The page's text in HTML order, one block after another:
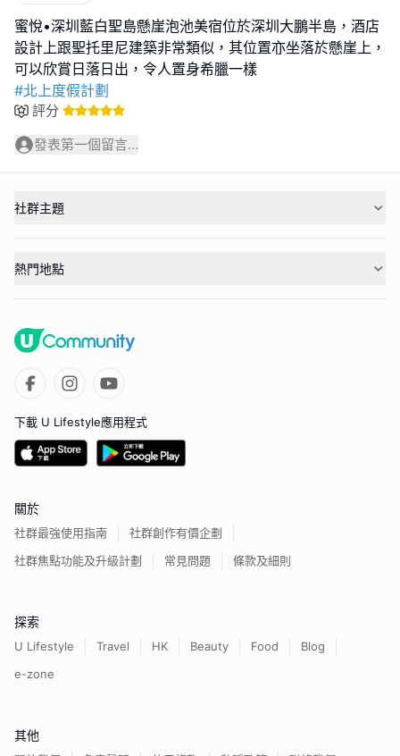
蜜悅•深圳藍白聖島懸崖泡池美宿位於深圳大鵬半島，酒店
設計上跟聖托里尼建築非常類似，其位置亦坐落於懸崖上，
#北上度假計劃
評分
發表第一個留言...
社群主題
熱門地點
下載 U Lifestyle應用程式
關於
社群最強使用指南
社群創作有價企劃
社群焦點功能及升級計劃
常見問題 條款及細則
探索
U Lifestyle Travel HK Beauty Food
Blog
e-zone
其他